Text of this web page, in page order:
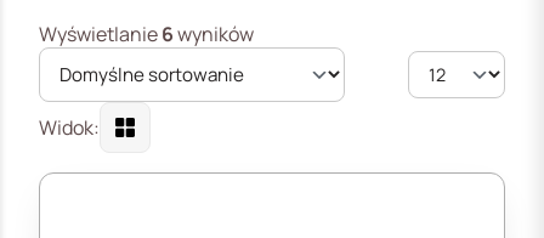
Wyświetlanie6wyników
Widok: